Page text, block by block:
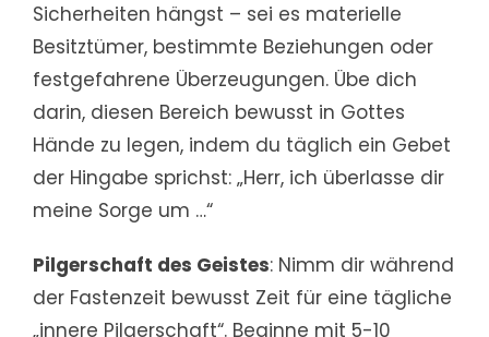
Sicherheiten hängst – sei es materielle
Besitztümer, bestimmte Beziehungen oder
festgefahrene Überzeugungen. Übe dich
darin, diesen Bereich bewusst in Gottes
Hände zu legen, indem du täglich ein Gebet
der Hingabe sprichst: „Herr, ich überlasse dir
meine Sorge um …“
Pilgerschaft des Geistes: Nimm dir während
der Fastenzeit bewusst Zeit für eine tägliche
„innere Pilgerschaft“. Beginne mit 5-10